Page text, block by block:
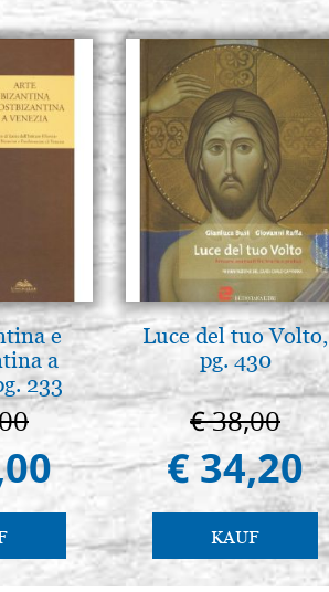
e
a
233
Luce del tuo Volto,
pg. 430
€ 38,00
€ 34,20
KAUF